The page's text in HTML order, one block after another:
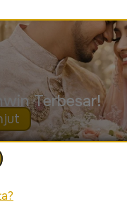
Terbesar!